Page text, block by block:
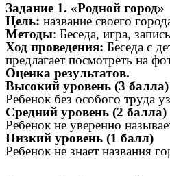
Задание 1. «Родной город»
Цель: название своего
Методы: Беседа, игра,
Ход проведения: Беседа с
предлагает посмотреть на
Оценка результатов.
Высокий уровень (3 балла)
Ребенок без особого труда
Средний уровень (2 балла)
Ребенок не уверенно
Низкий уровень (1 балл)
Ребенок не знает названия